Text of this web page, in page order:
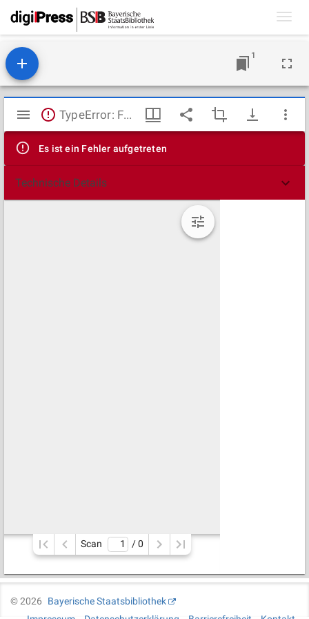
1
Mirador
Viewer
TypeError: Failed to fetch
Es ist ein Fehler aufgetreten
Technische Details
Scan / 0
©2026
Bayerische Staatsbibliothek